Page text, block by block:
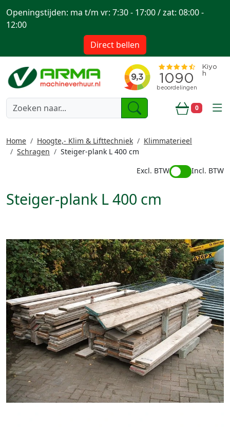
0
Openingstijden: ma t/m vr: 7:30 - 17:00 / zat: 08:00 -
12:00
Direct bellen
Home Hoogte,- Klim & Lifttechniek
Klimmaterieel
Schragen
Steiger-plank L 400 cm
Excl. BTW
Incl. BTW
Steiger-plank L 400 cm